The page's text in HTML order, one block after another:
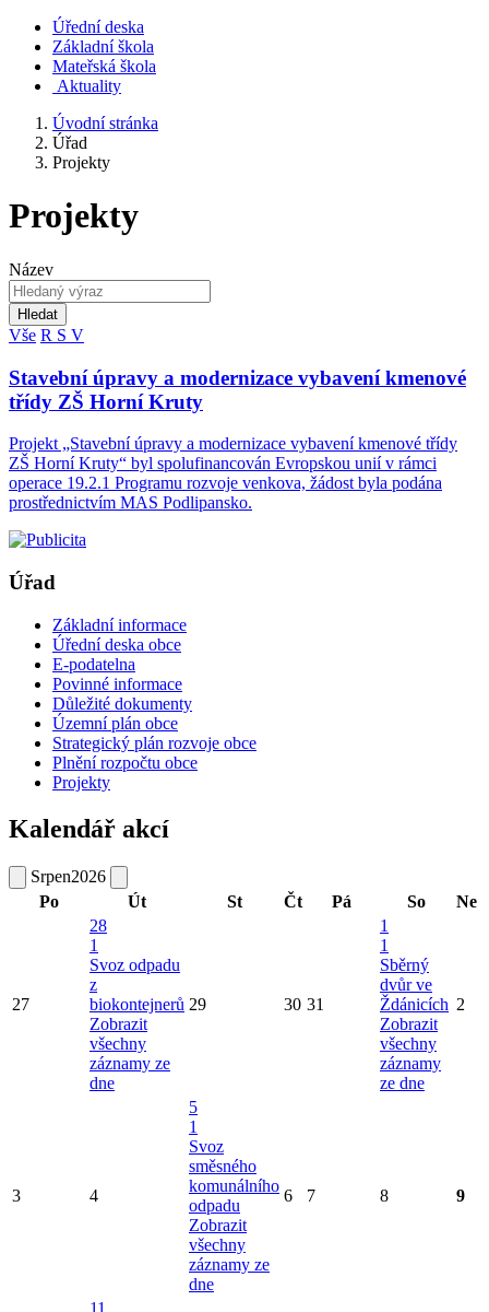
Úřední deska
Základní škola
Mateřská škola
Aktuality
Úvodní stránka
Úřad
Projekty
Projekty
Název
Hledat
Vše R S V
Stavební úpravy a modernizace vybavení kmenové
třídy ZŠ Horní Kruty
Projekt „Stavební úpravy a modernizace vybavení kmenové třídy
ZŠ Horní Kruty“ byl spolufinancován Evropskou unií v rámci
operace 19.2.1 Programu rozvoje venkova, žádost byla podána
prostřednictvím MAS Podlipansko.
Úřad
Základní informace
Úřední deska obce
E-podatelna
Povinné informace
Důležité dokumenty
Územní plán obce
Strategický plán rozvoje obce
Plnění rozpočtu obce
Projekty
Kalendář akcí
Srpen2026
Po
Út St Čt Pá So Ne
27
28
1
Svoz odpadu
z
biokontejnerů
Zobrazit
všechny
záznamy ze
dne
29 30 31
1
1
Sběrný
dvůr ve
Ždánicích
Zobrazit
všechny
záznamy
ze dne
2
3 4
5
1
Svoz
směsného
komunálního
odpadu
Zobrazit
všechny
záznamy ze
dne
6 7 8 9
11